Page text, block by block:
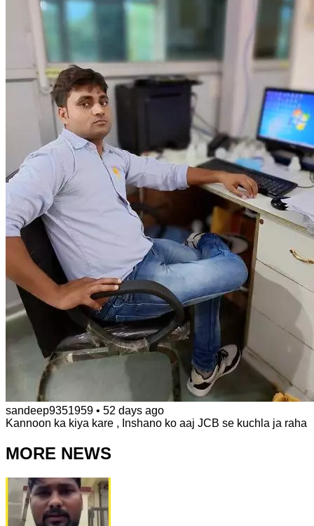
sandeep9351959 • 52 days ago
Kannoon ka kiya kare , Inshano ko aaj JCB se kuchla ja raha
MORE NEWS